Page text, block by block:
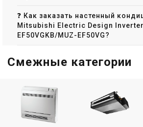
❓ Как заказать настенный
Mitsubishi Electric Design
EF50VGKB/MUZ-EF50VG?
Смежные категории